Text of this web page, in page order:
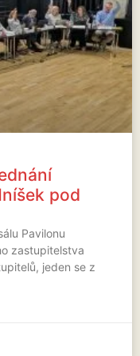
pod
Pavilonu
zastupitelstva
jeden se z